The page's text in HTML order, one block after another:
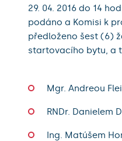
29. 04. 2016 do 14
podáno a Komisi k
předloženo šest (6)
startovacího bytu, a
Mgr. Andreou
RNDr. Danielem
Ing. Matúšem